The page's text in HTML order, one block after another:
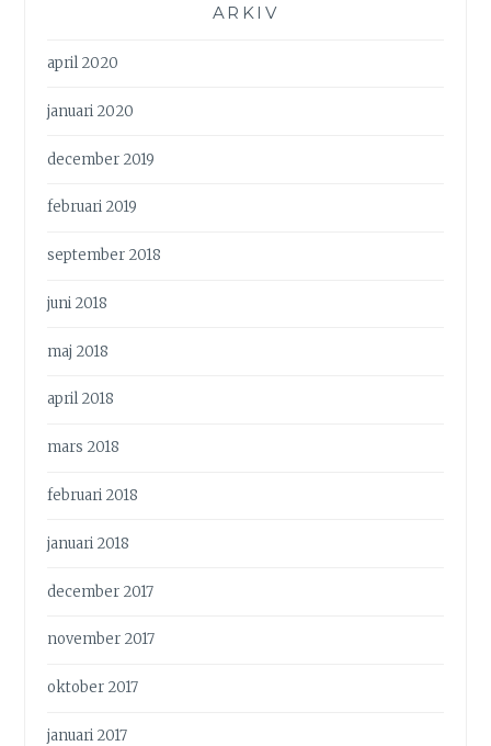
ARKIV
april 2020
januari 2020
december 2019
februari 2019
september 2018
juni 2018
maj 2018
april 2018
mars 2018
februari 2018
januari 2018
december 2017
november 2017
oktober 2017
januari 2017